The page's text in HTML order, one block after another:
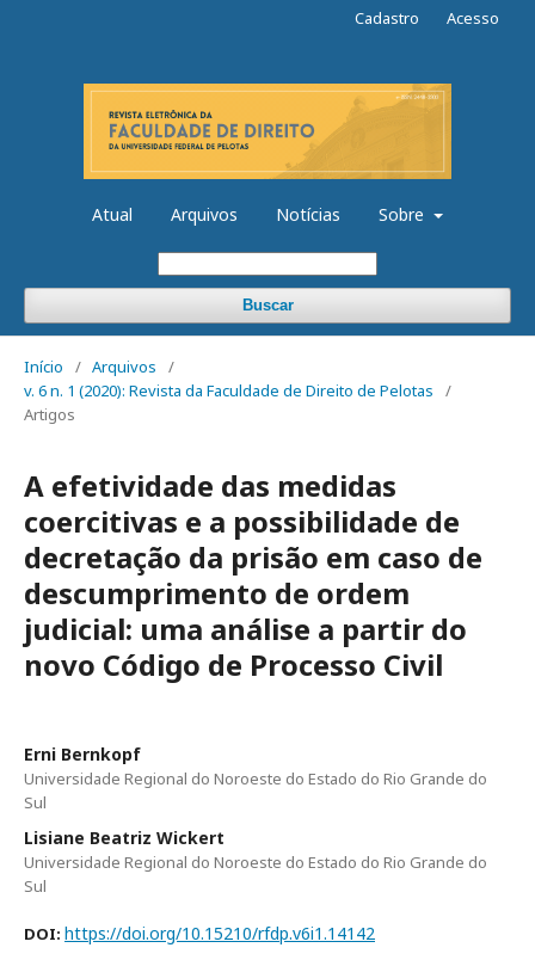
Atual Arquivos Notícias Sobre
Buscar
Cadastro Acesso
Início / Arquivos
/
v. 6 n. 1 (2020): Revista da Faculdade de Direito de Pelotas
/
Artigos
A efetividade das medidas
coercitivas e a possibilidade de
decretação da prisão em caso de
descumprimento de ordem
judicial: uma análise a partir do
novo Código de Processo Civil
Erni Bernkopf
Universidade Regional do Noroeste do Estado do Rio Grande do
Sul
Lisiane Beatriz Wickert
Universidade Regional do Noroeste do Estado do Rio Grande do
Sul
DOI: https://doi.org/10.15210/rfdp.v6i1.14142